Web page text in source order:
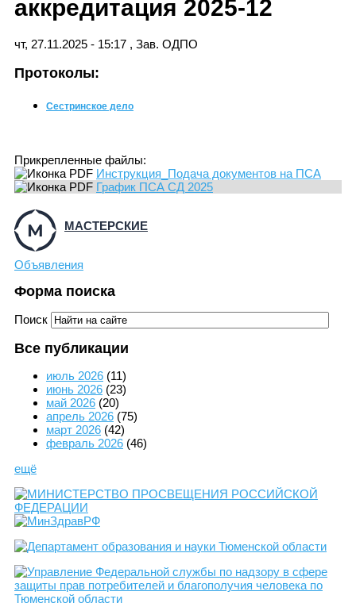
аккредитация 2025-12
чт, 27.11.2025 - 15:17 , Зав. ОДПО
Протоколы:
Сестринское дело
Прикрепленные файлы:
Инструкция_Подача документов на ПСА
График ПСА СД 2025
МАСТЕРСКИЕ
Объявления
Форма поиска
Поиск
Все публикации
июль 2026 (11)
июнь 2026 (23)
май 2026 (20)
апрель 2026 (75)
март 2026 (42)
февраль 2026 (46)
ещё